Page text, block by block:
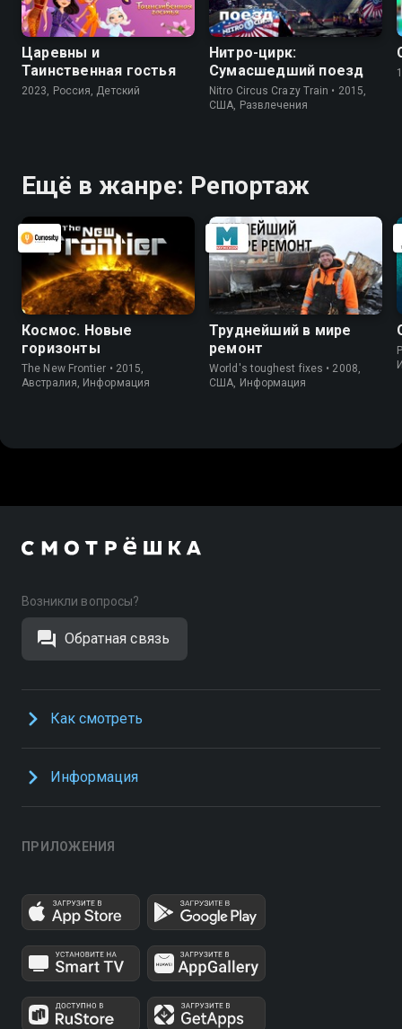
Царевны и
Таинственная гостья
2023, Россия, Детский
Нитро-цирк:
Сумасшедший поезд
Nitro Circus Crazy Train • 2015,
США, Развлечения
Ещё в жанре: Репортаж
Космос. Новые
горизонты
The New Frontier • 2015,
Австралия, Информация
Труднейший в мире
ремонт
World's toughest fixes • 2008,
США, Информация
Возникли вопросы?
Обратная связь
Как смотреть
Информация
ПРИЛОЖЕНИЯ